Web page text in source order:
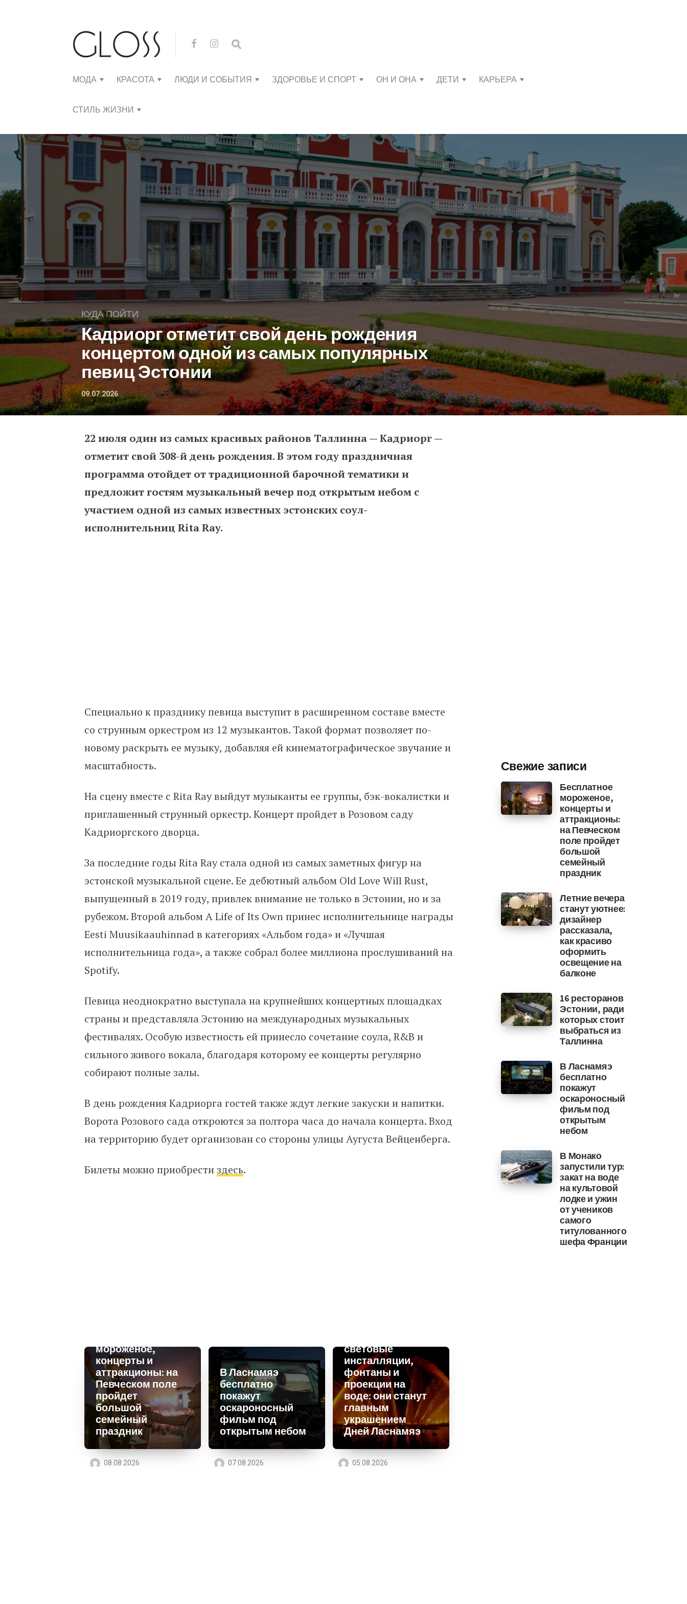
МОДА КРАСОТА ЛЮДИ И СОБЫТИЯ ЗДОРОВЬЕ И СПОРТ ОН И ОНА ДЕТИ КАРЬЕРА
СТИЛЬ ЖИЗНИ
КУДА ПОЙТИ
Кадриорг отметит свой день рождения
концертом одной из самых популярных
певиц Эстонии
09.07.2026
Кадриорг отметит свой день рождения концертом одной из самых популярных певиц
22 июля один из самых красивых районов Таллинна — Кадриорг —
отметит свой 308-й день рождения. В этом году праздничная
программа отойдет от традиционной барочной тематики и
предложит гостям музыкальный вечер под открытым небом с
участием одной из самых известных эстонских соул-
исполнительниц Rita Ray.
Специально к празднику певица выступит в расширенном составе вместе
со струнным оркестром из 12 музыкантов. Такой формат позволяет по-
новому раскрыть ее музыку, добавляя ей кинематографическое звучание и
масштабность.
На сцену вместе с Rita Ray выйдут музыканты ее группы, бэк-вокалистки и
приглашенный струнный оркестр. Концерт пройдет в Розовом саду
Кадриоргского дворца.
За последние годы Rita Ray стала одной из самых заметных фигур на
эстонской музыкальной сцене. Ее дебютный альбом Old Love Will Rust,
выпущенный в 2019 году, привлек внимание не только в Эстонии, но и за
рубежом. Второй альбом A Life of Its Own принес исполнительнице награды
Eesti Muusikaauhinnad в категориях «Альбом года» и «Лучшая
исполнительница года», а также собрал более миллиона прослушиваний на
Spotify.
Певица неоднократно выступала на крупнейших концертных площадках
страны и представляла Эстонию на международных музыкальных
фестивалях. Особую известность ей принесло сочетание соула, R&B и
сильного живого вокала, благодаря которому ее концерты регулярно
собирают полные залы.
В день рождения Кадриорга гостей также ждут легкие закуски и напитки.
Ворота Розового сада откроются за полтора часа до начала концерта. Вход
на территорию будет организован со стороны улицы Аугуста Вейценберга.
Билеты можно приобрестиздесь.
мороженое,
концерты и
аттракционы: на
Певческом поле
пройдет
большой
семейный
праздник
08.08.2026
В Ласнамяэ
бесплатно
покажут
оскароносный
фильм под
открытым небом
07.08.2026
световые
инсталляции,
фонтаны и
проекции на
воде: они станут
главным
украшением
Дней Ласнамяэ
05.08.2026
Свежие записи
Бесплатное
мороженое,
концерты и
аттракционы:
на Певческом
поле пройдет
большой
семейный
праздник
Летние вечера
станут уютнее:
дизайнер
рассказала,
как красиво
оформить
освещение на
балконе
16 ресторанов
Эстонии, ради
которых стоит
выбраться из
Таллинна
В Ласнамяэ
бесплатно
покажут
оскароносный
фильм под
открытым
небом
В Монако
запустили тур:
закат на воде
на культовой
лодке и ужин
от учеников
самого
титулованного
шефа Франции